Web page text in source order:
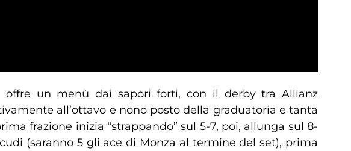
offre un menù dai sapori forti, con il derby tra Allianz
all’ottavo e nono posto della graduatoria e tanta
frazione inizia “strappando” sul 5-7, poi, allunga sul 8-
(saranno 5 gli ace di Monza al termine del set), prima